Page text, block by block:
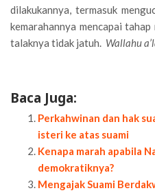
dilakukannya, termasuk
kemarahannya mencapai
talaknya tidak jatuh. Wallahu
Baca Juga:
Perkahwinan dan hak
isteri ke atas suami
Kenapa marah apabila
demokratiknya?
Mengajak Suami